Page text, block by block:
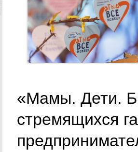
«Мамы. Дети.
стремящихся